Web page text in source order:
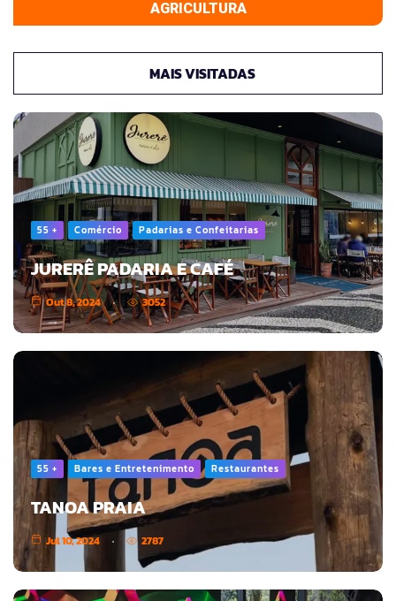
AGRICULTURA
MAIS VISITADAS
55 + Comércio Padarias e Confeitarias
JURERÊ PADARIA E CAFÉ
Out 8, 2024 3052
55 + Bares e Entretenimento Restaurantes
TANOA PRAIA
Jul 10, 2024 2787